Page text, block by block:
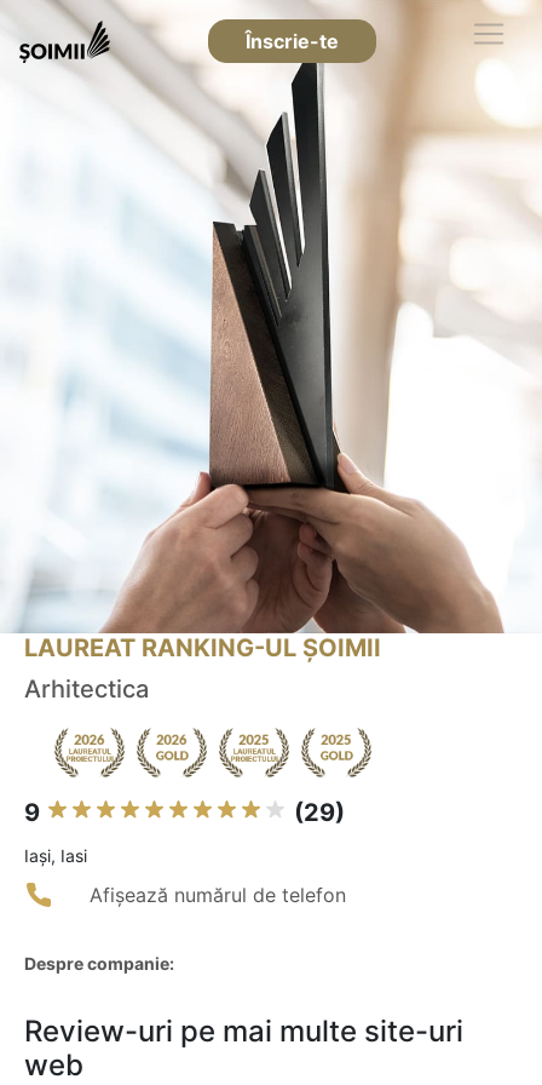
Înscrie-te
LAUREAT RANKING-UL ȘOIMII
Arhitectica
9 (29)
Iaşi, Iasi
Afișează numărul de telefon
Despre companie:
Review-uri pe mai multe site-uri
web